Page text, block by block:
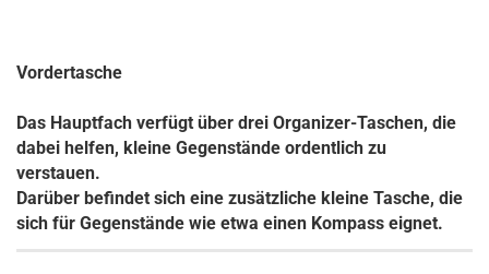
Vordertasche
Das Hauptfach verfügt über drei Organizer-Taschen, die
dabei helfen, kleine Gegenstände ordentlich zu
verstauen.
Darüber befindet sich eine zusätzliche kleine Tasche, die
sich für Gegenstände wie etwa einen Kompass eignet.